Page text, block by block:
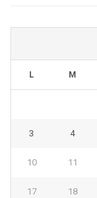
L M
3 4
10 11
17 18